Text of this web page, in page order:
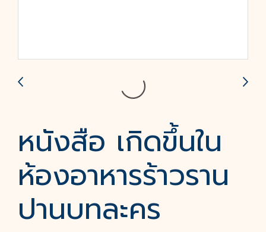
หนังสือ เกิดขึ้นใน
ห้องอาหารร้าวราน
ปานบทละคร